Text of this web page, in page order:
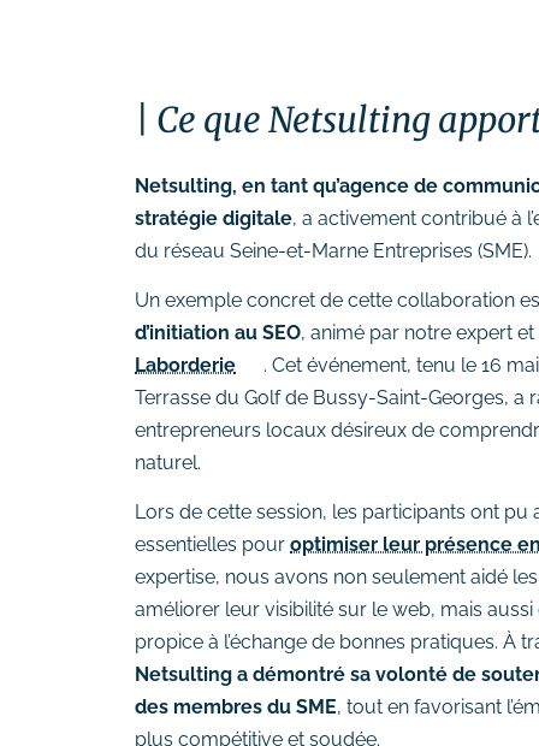
Ce que Netsulting
Netsulting, en tant qu’agence de
stratégie digitale, a activement contribué à
du réseau Seine-et-Marne Entreprises (SME).
Un exemple concret de cette collaboration
d’initiation au SEO, animé par notre expert
Laborderie
. Cet événement, tenu le 16
Terrasse du Golf de Bussy-Saint-Georges, a
entrepreneurs locaux désireux de
naturel.
Lors de cette session, les participants ont pu
essentielles pour optimiser leur présence
expertise, nous avons non seulement aidé
améliorer leur visibilité sur le web, mais
propice à l’échange de bonnes pratiques. À
Netsulting a démontré sa volonté de
des membres du SME, tout en favorisant
plus compétitive et soudée.